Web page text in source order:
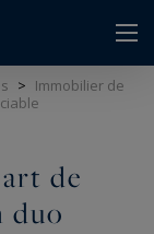
> Immobilier de
de
duo